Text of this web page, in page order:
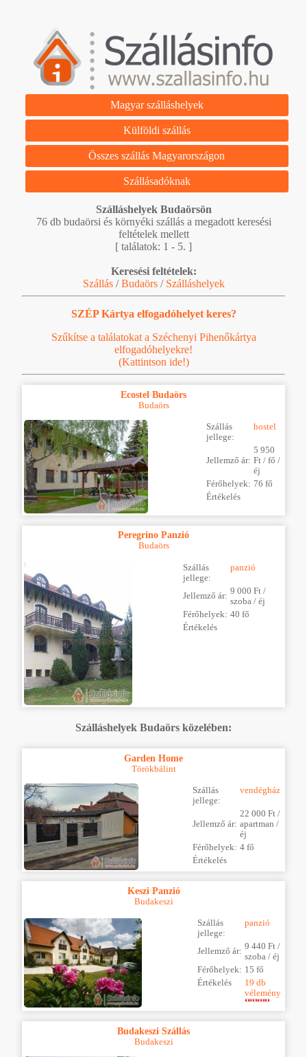
Magyar szálláshelyek
Külföldi szállás
Összes szállás Magyarországon
Szállásadóknak
Szálláshelyek Budaörsön
76 db budaörsi és környéki szállás a megadott keresési
feltételek mellett
[ találatok: 1 - 5. ]
Keresési feltételek:
Szállás/Budaörs/ Szálláshelyek
SZÉP Kártya elfogadóhelyet keres?
Szűkítse a találatokat a Széchenyi Pihenőkártya
elfogadóhelyekre!
(Kattintson ide!)
Ecostel Budaörs
Budaörs
Szállás
jellege:
hostel
Jellemző ár:
5 950
Ft / fő /
éj
Férőhelyek: 76 fő
Értékelés
Peregrino Panzió
Budaörs
Szállás
jellege:
panzió
Jellemző ár: 9 000 Ft /
szoba / éj
Férőhelyek: 40 fő
Értékelés
Szálláshelyek Budaörs közelében:
Garden Home
Törökbálint
Szállás
jellege:
vendégház
Jellemző ár:
22 000 Ft /
apartman /
éj
Férőhelyek: 4 fő
Értékelés
Keszi Panzió
Budakeszi
Szállás
jellege:
panzió
Jellemző ár: 9 440 Ft /
szoba / éj
Férőhelyek: 15 fő
Értékelés
19 db
vélemény
Budakeszi Szállás
Budakeszi